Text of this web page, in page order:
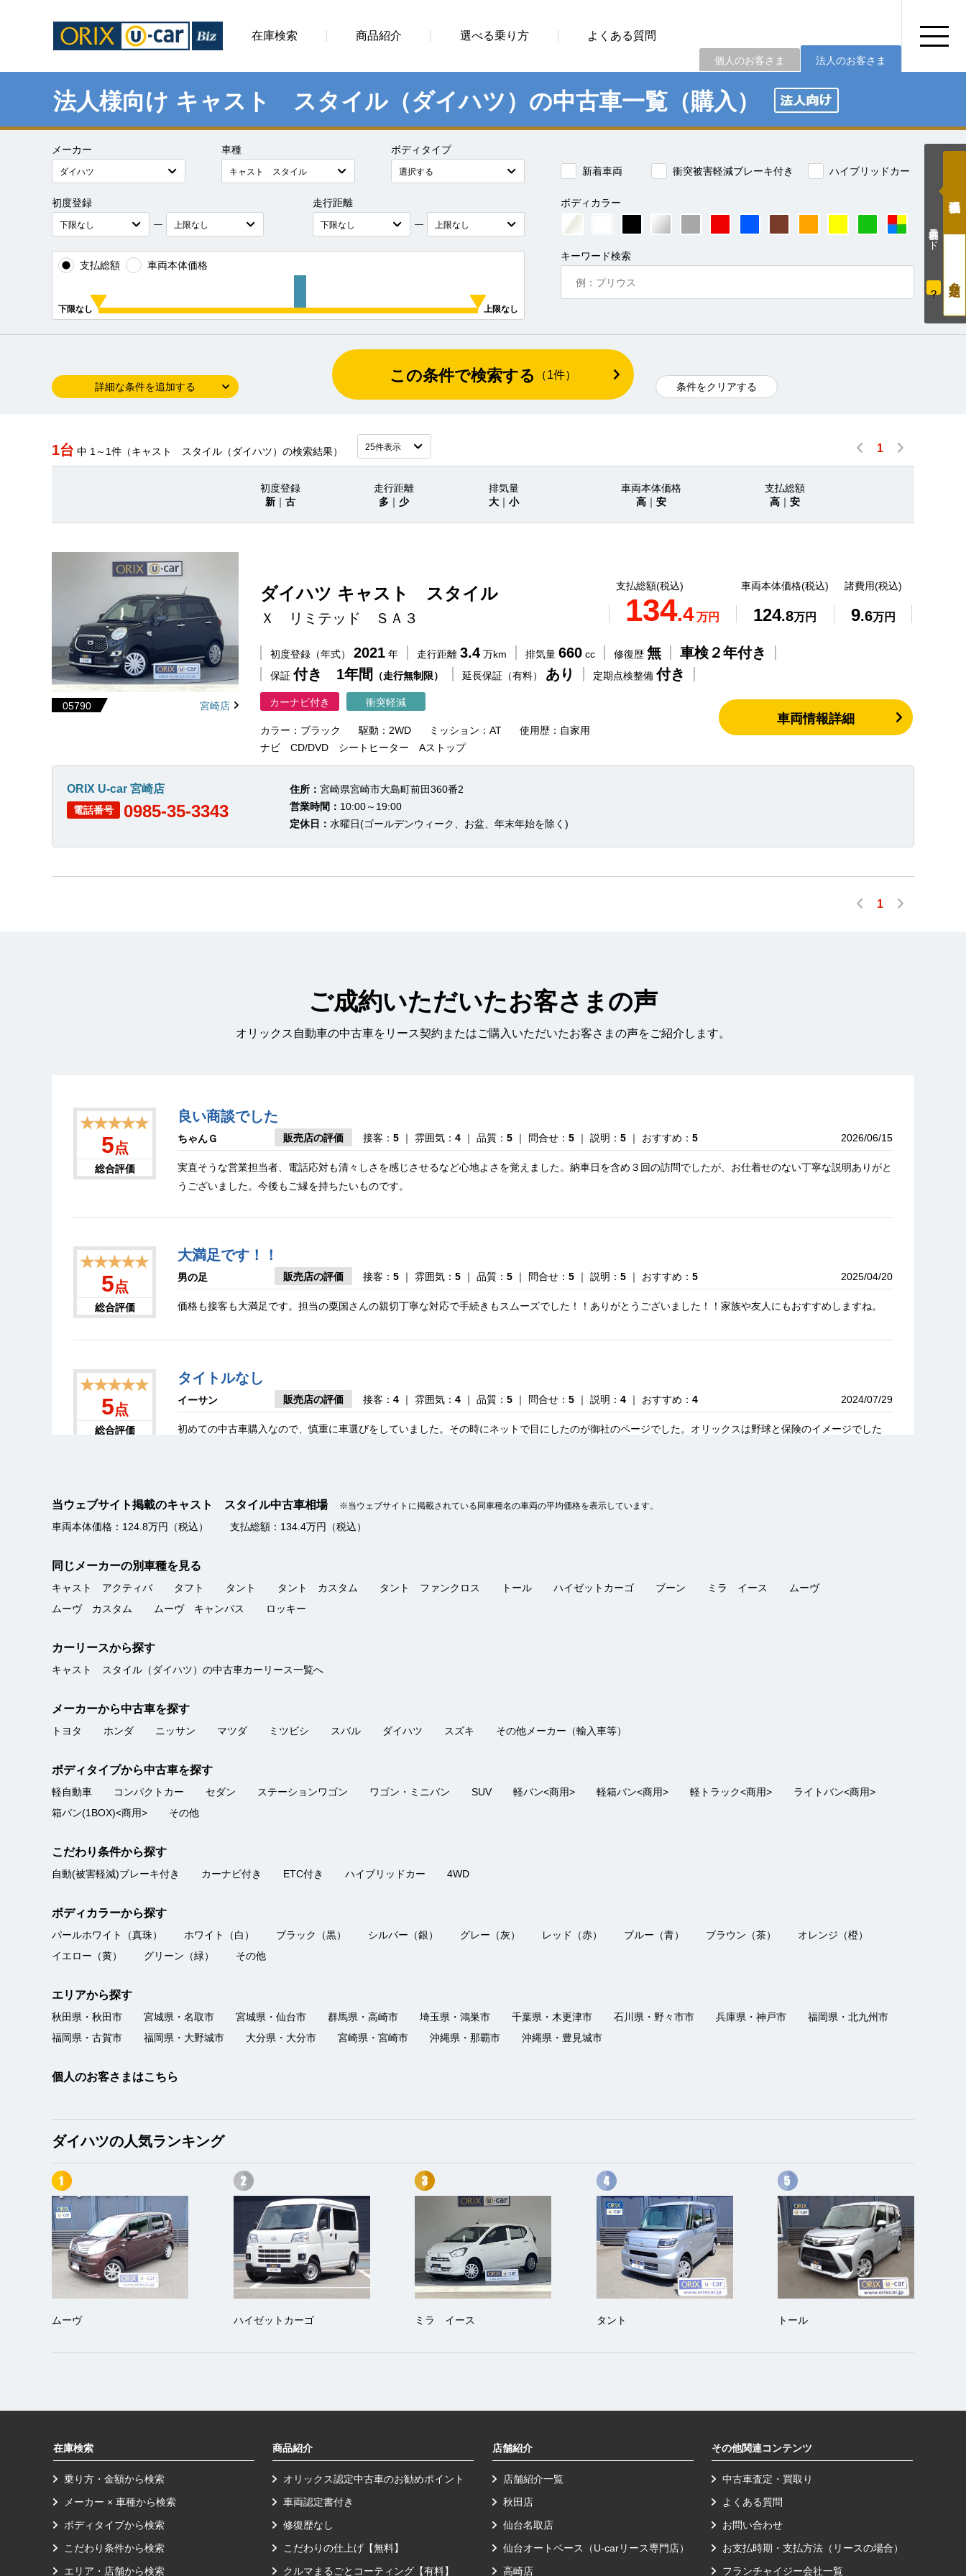
在庫検索 商品紹介 選べる乗り方 よくある質問
個人のお客さま 法人のお客さま
法人様向け キャスト スタイル（ダイハツ）の中古車一覧（購入）
メーカー 車種
ボディタイプ
新着車両
衝突被害軽減ブレーキ付き ハイブリッドカー
初度登録
―
走行距離
―
ボディカラー
支払総額 車両本体価格
下限なし 上限なし
キーワード検索
詳細な条件を追加する
この条件で検索する （1件）
条件をクリアする
1台 中 1～1件（キャスト スタイル（ダイハツ）の検索結果） 1
初度登録
新 ｜ 古
走行距離
多 ｜ 少
排気量
大 ｜ 小
車両本体価格
高 ｜ 安
支払総額
高 ｜ 安
05790 宮崎店
ダイハツ キャスト スタイル
Ｘ リミテッド ＳＡ３
支払総額(税込)
134.4万円
車両本体価格(税込)
124.8万円
諸費用(税込)
9.6万円
初度登録（年式） 2021 年 走行距離 3.4 万km 排気量 660 cc 修復歴 無 車検２年付き
保証付き 1年間 （走行無制限） 延長保証（有料） あり 定期点検整備付き
カーナビ付き 衝突軽減
カラー：ブラック 駆動：2WD ミッション：AT
使用歴：自家用
ナビ CD/DVD シートヒーター Aストップ
車両情報詳細
ORIX U-car 宮崎店
電話番号 0985-35-3343
住所： 宮崎県宮崎市大島町前田360番2
営業時間： 10:00～19:00
定休日： 水曜日(ゴールデンウィーク、お盆、年末年始を除く)
1
ご成約いただいたお客さまの声
オリックス自動車の中古車をリース契約またはご購入いただいたお客さまの声をご紹介します。
★★★★★
5点
総合評価
良い商談でした
ちゃんＧ 販売店の評価 接客： 5 ｜ 雰囲気： 4 ｜ 品質： 5 ｜ 問合せ： 5 ｜ 説明： 5 ｜ おすすめ： 5 2026/06/15
実直そうな営業担当者、電話応対も清々しさを感じさせるなど心地よさを覚えました。納車日を含め３回の訪問でしたが、お仕着せのない丁寧な説明ありがと
うございました。今後もご縁を持ちたいものです。
★★★★★
5点
総合評価
大満足です！！
男の足 販売店の評価 接客： 5 ｜ 雰囲気： 5 ｜ 品質： 5 ｜ 問合せ： 5 ｜ 説明： 5 ｜ おすすめ： 5 2025/04/20
価格も接客も大満足です。担当の粟国さんの親切丁寧な対応で手続きもスムーズでした！！ありがとうございました！！家族や友人にもおすすめしますね。
★★★★★
5点
総合評価
タイトルなし
イーサン 販売店の評価 接客： 4 ｜ 雰囲気： 4 ｜ 品質： 5 ｜ 問合せ： 5 ｜ 説明： 4 ｜ おすすめ： 4 2024/07/29
初めての中古車購入なので、慎重に車選びをしていました。その時にネットで目にしたのが御社のページでした。オリックスは野球と保険のイメージでした
★★★★★
総合評価
担当者さんの対応が良く、納車までの手続きがスムーズに行えました。登場したばかりの花柄のご当地ナンバーにも対応してもらいとても良かったです。初め
ての車の購入でしたが、とても良かったです。
★★★★★
総合評価
マモ 販売店の評価
インターネットでの購入は初めてでしたが、オンライン商談にて安心して決断できました。安くハイブリッド車が購入できてよかったです。
★★★★★
5点
じっくりさがしてみつけました
販売店の評価 接客： ｜ 雰囲気： ｜ アフター： ｜ 品質： ｜ 説明： ｜ おすすめ： 5 2021/10/30
当ウェブサイト掲載のキャスト スタイル中古車相場 ※当ウェブサイトに掲載されている同車種名の車両の平均価格を表示しています。
車両本体価格：124.8万円（税込） 支払総額：134.4万円（税込）
同じメーカーの別車種を見る
キャスト アクティバ タフト タント タント カスタム タント ファンクロス トール ハイゼットカーゴ ブーン ミラ イース
ムーヴ
ムーヴ カスタム
ムーヴ キャンバス ロッキー
カーリースから探す
キャスト スタイル（ダイハツ）の中古車カーリース一覧へ
メーカーから中古車を探す
トヨタ ホンダ ニッサン マツダ ミツビシ スバル ダイハツ スズキ その他メーカー（輸入車等）
ボディタイプから中古車を探す
軽自動車 コンパクトカー セダン ステーションワゴン ワゴン・ミニバン SUV 軽バン<商用> 軽箱バン<商用> 軽トラック<商用>
ライトバン<商用>
箱バン(1BOX)<商用>
その他
こだわり条件から探す
自動(被害軽減)ブレーキ付き カーナビ付き ETC付き ハイブリッドカー 4WD
ボディカラーから探す
パールホワイト（真珠） ホワイト（白） ブラック（黒） シルバー（銀） グレー（灰） レッド（赤） ブルー（青） ブラウン（茶）
オレンジ（橙）
イエロー（黄）
グリーン（緑） その他
エリアから探す
秋田県・秋田市 宮城県・名取市 宮城県・仙台市 群馬県・高崎市 埼玉県・鴻巣市 千葉県・木更津市 石川県・野々市市 兵庫県・神戸市
福岡県・北九州市
福岡県・古賀市
福岡県・大野城市 大分県・大分市 宮崎県・宮崎市 沖縄県・那覇市 沖縄県・豊見城市
個人のお客さまはこちら
ダイハツの人気ランキング
ムーヴ ハイゼットカーゴ ミラ イース タント トール
価格表示モード
？
在庫検索
乗り方・金額から検索
メーカー × 車種から検索
ボディタイプから検索
こだわり条件から検索
エリア・店舗から検索
商品紹介
オリックス認定中古車のお勧めポイント
車両認定書付き
修復歴なし
こだわりの仕上げ【無料】
クルマまるごとコーティング【有料】
店舗紹介
店舗紹介一覧
秋田店
仙台名取店
仙台オートベース（U-carリース専門店）
高崎店
その他関連コンテンツ
中古車査定・買取り
よくある質問
お問い合わせ
お支払時期・支払方法（リースの場合）
フランチャイジー会社一覧